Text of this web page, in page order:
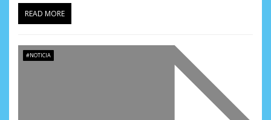
READ MORE
#NOTICIA